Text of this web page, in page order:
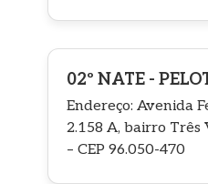
02º NATE -
Endereço: Avenida
2.158 A, bairro Três
– CEP 96.050-470